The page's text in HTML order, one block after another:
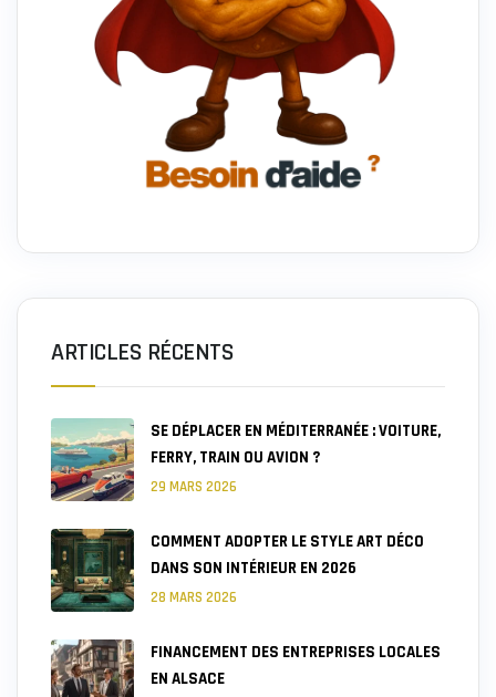
ARTICLES RÉCENTS
SE DÉPLACER EN MÉDITERRANÉE : VOITURE,
FERRY, TRAIN OU AVION ?
29 MARS 2026
COMMENT ADOPTER LE STYLE ART DÉCO
DANS SON INTÉRIEUR EN 2026
28 MARS 2026
FINANCEMENT DES ENTREPRISES LOCALES
EN ALSACE